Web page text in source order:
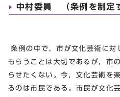
中村委員 （条例を制定
条例の中で，市が文化芸術に対
もらうことは大切であるが，市
らせたくない。今，文化芸術を
るのは市民である。市民が文化